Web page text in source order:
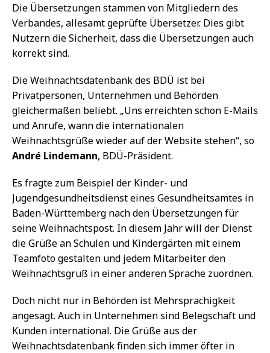
Die Übersetzungen stammen von Mitgliedern des
Verbandes, allesamt geprüfte Übersetzer. Dies gibt
Nutzern die Sicherheit, dass die Übersetzungen auch
korrekt sind.
Die Weihnachtsdatenbank des BDÜ ist bei
Privatpersonen, Unternehmen und Behörden
gleichermaßen beliebt. „Uns erreichten schon E-Mails
und Anrufe, wann die internationalen
Weihnachtsgrüße wieder auf der Website stehen“, so
André Lindemann, BDÜ-Präsident.
Es fragte zum Beispiel der Kinder- und
Jugendgesundheitsdienst eines Gesundheitsamtes in
Baden-Württemberg nach den Übersetzungen für
seine Weihnachtspost. In diesem Jahr will der Dienst
die Grüße an Schulen und Kindergärten mit einem
Teamfoto gestalten und jedem Mitarbeiter den
Weihnachtsgruß in einer anderen Sprache zuordnen.
Doch nicht nur in Behörden ist Mehrsprachigkeit
angesagt. Auch in Unternehmen sind Belegschaft und
Kunden international. Die Grüße aus der
Weihnachtsdatenbank finden sich immer öfter in